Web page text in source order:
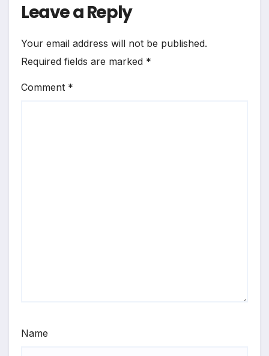
Leave a Reply
Your email address will not be published.
Required fields are marked *
Comment *
Name